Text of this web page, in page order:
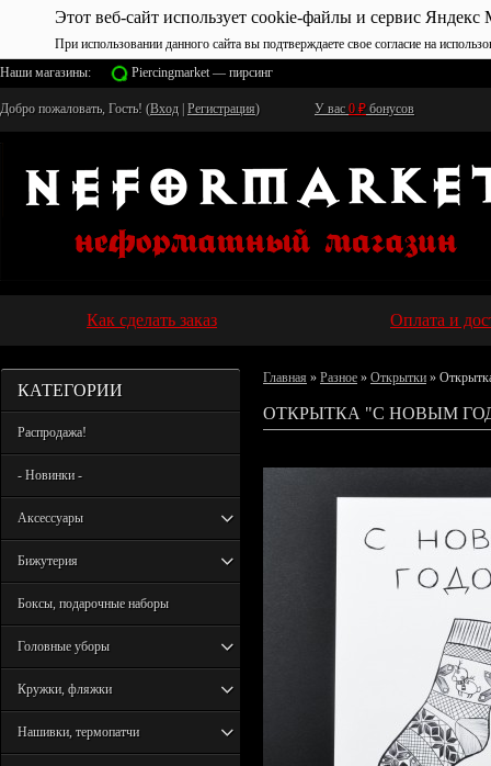
Этот веб-сайт использует cookie-файлы и сервис Яндекс
При использовании данного сайта вы подтверждаете свое согласие на
Наши магазины:
Piercingmarket — пирсинг
Добро пожаловать, Гость! (Вход Регистрация) У вас 0 ₽ бонусов
Как сделать заказ Оплата и
КАТЕГОРИИ
Распродажа!
- Новинки -
Аксессуары
Бижутерия
Боксы, подарочные наборы
Головные уборы
Кружки, фляжки
Нашивки, термопатчи
Главная » Разное » Открытки »
ОТКРЫТКА "С НОВЫМ